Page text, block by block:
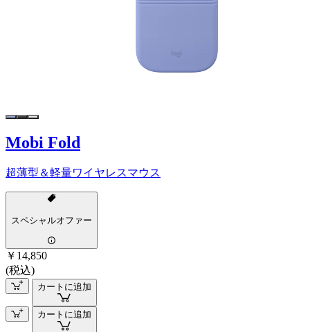
Mobi Fold
超薄型＆軽量ワイヤレスマウス
スペシャルオファー
￥14,850
(税込)
カートに追加
カートに追加